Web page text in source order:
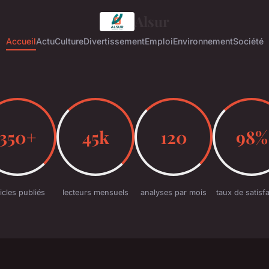
AccueilActuCultureDivertissementEmploiEnvironnementSociété
publiés
45k
lecteurs mensuels
120
analyses par mois
98%
taux de